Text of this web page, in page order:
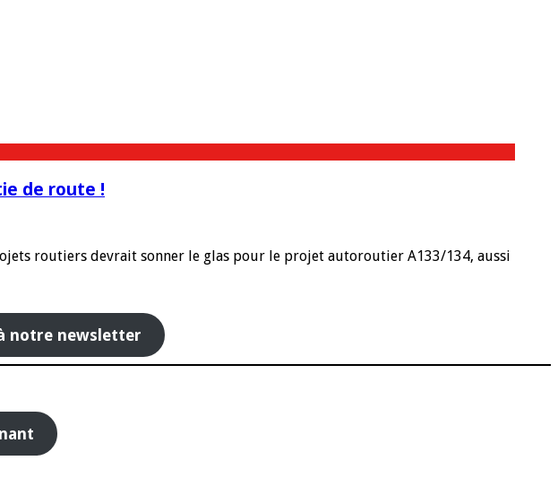
de route !
routiers devrait sonner le glas pour le projet autoroutier A133/134, aussi
notre newsletter